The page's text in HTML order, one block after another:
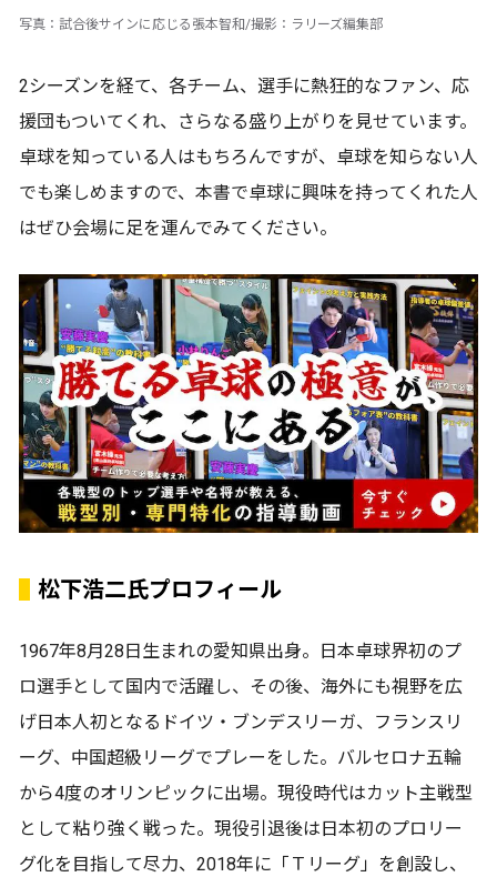
写真：試合後サインに応じる張本智和/撮影：ラリーズ編集部
2シーズンを経て、各チーム、選手に熱狂的なファン、応
援団もついてくれ、さらなる盛り上がりを見せています。
卓球を知っている人はもちろんですが、卓球を知らない人
でも楽しめますので、本書で卓球に興味を持ってくれた人
はぜひ会場に足を運んでみてください。
松下浩二氏プロフィール
1967年8月28日生まれの愛知県出身。日本卓球界初のプ
ロ選手として国内で活躍し、その後、海外にも視野を広
げ日本人初となるドイツ・ブンデスリーガ、フランスリ
ーグ、中国超級リーグでプレーをした。バルセロナ五輪
から4度のオリンピックに出場。現役時代はカット主戦型
として粘り強く戦った。現役引退後は日本初のプロリー
グ化を目指して尽力、2018年に「Ｔリーグ」を創設し、